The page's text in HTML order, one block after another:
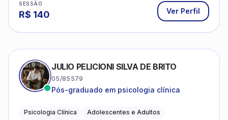
SESSÃO
R$ 140 Ver Perfil
JULIO PELICIONI SILVA DE BRITO
05/85579
Pós-graduado em psicologia clínica
Psicologia Clínica
Adolescentes e Adultos